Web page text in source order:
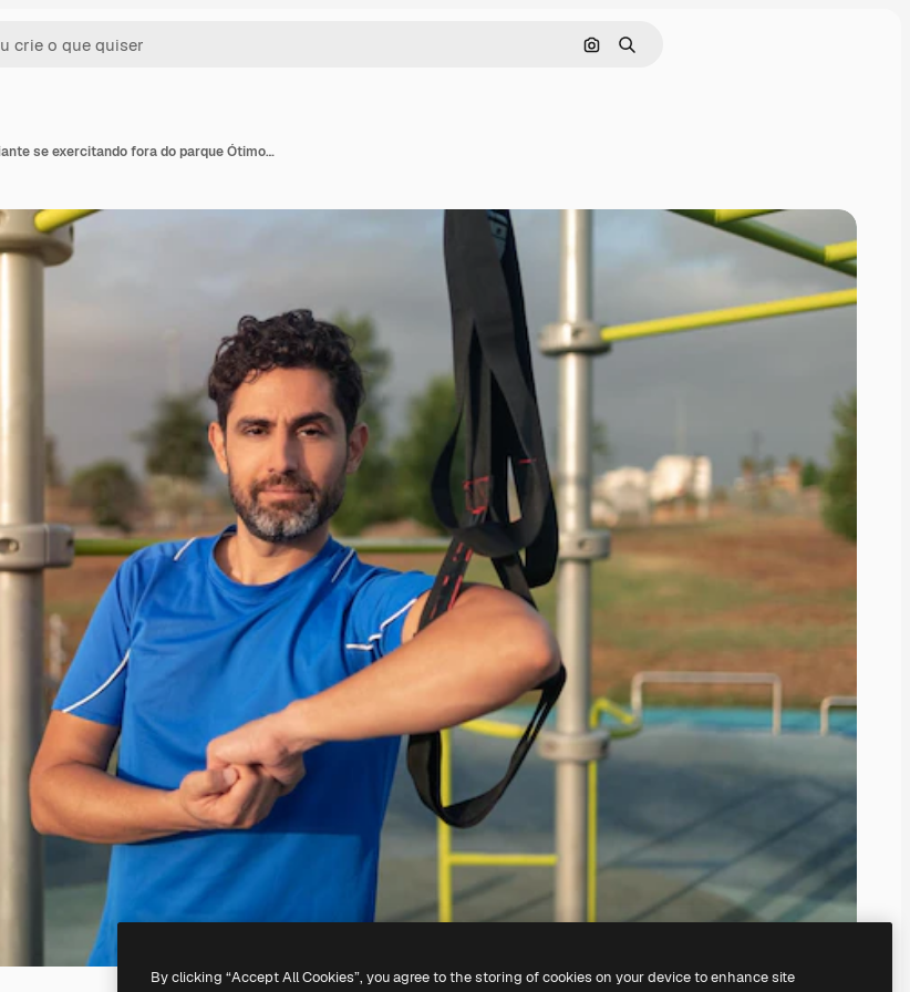
Pesquisar por imagem
Buscar
Retrato de homem caucasiano confiante se exercitando fora do parque Ótimo treino TRX
By clicking “Accept All Cookies”, you agree to the storing of cookies on your device to enhance site